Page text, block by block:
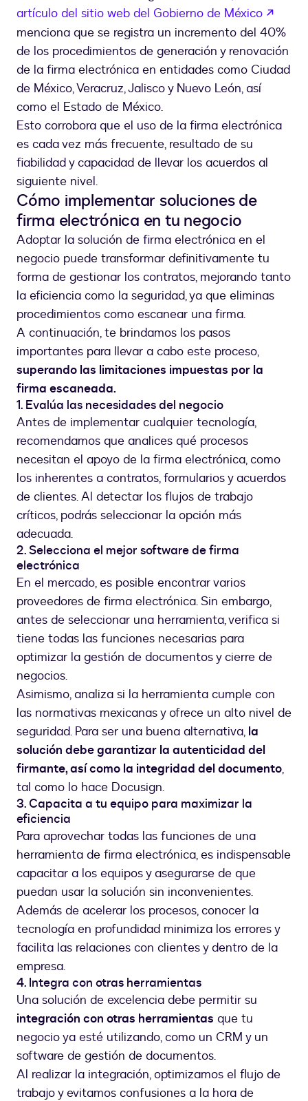
artículo del sitio web del Gobierno de México
menciona que se registra un incremento del 40%
de los procedimientos de generación y renovación
de la firma electrónica en entidades como Ciudad
de México, Veracruz, Jalisco y Nuevo León, así
como el Estado de México.
Esto corrobora que el uso de la firma electrónica
es cada vez más frecuente, resultado de su
fiabilidad y capacidad de llevar los acuerdos al
siguiente nivel.
Cómo implementar soluciones de
firma electrónica en tu negocio
Adoptar la solución de firma electrónica en el
negocio puede transformar definitivamente tu
forma de gestionar los contratos, mejorando tanto
la eficiencia como la seguridad, ya que eliminas
procedimientos como escanear una firma.
A continuación, te brindamos los pasos
importantes para llevar a cabo este proceso,
superando las limitaciones impuestas por la
firma escaneada.
1. Evalúa las necesidades del negocio
Antes de implementar cualquier tecnología,
recomendamos que analices qué procesos
necesitan el apoyo de la firma electrónica, como
los inherentes a contratos, formularios y acuerdos
de clientes. Al detectar los flujos de trabajo
críticos, podrás seleccionar la opción más
adecuada.
2. Selecciona el mejor software de firma
electrónica
En el mercado, es posible encontrar varios
proveedores de firma electrónica. Sin embargo,
antes de seleccionar una herramienta, verifica si
tiene todas las funciones necesarias para
optimizar la gestión de documentos y cierre de
negocios.
Asimismo, analiza si la herramienta cumple con
las normativas mexicanas y ofrece un alto nivel de
seguridad. Para ser una buena alternativa, la
solución debe garantizar la autenticidad del
firmante, así como la integridad del documento,
tal como lo hace Docusign.
3. Capacita a tu equipo para maximizar la
eficiencia
Para aprovechar todas las funciones de una
herramienta de firma electrónica, es indispensable
capacitar a los equipos y asegurarse de que
puedan usar la solución sin inconvenientes.
Además de acelerar los procesos, conocer la
tecnología en profundidad minimiza los errores y
facilita las relaciones con clientes y dentro de la
empresa.
4. Integra con otras herramientas
Una solución de excelencia debe permitir su
integración con otras herramientas que tu
negocio ya esté utilizando, como un CRM y un
software de gestión de documentos.
Al realizar la integración, optimizamos el flujo de
trabajo y evitamos confusiones a la hora de